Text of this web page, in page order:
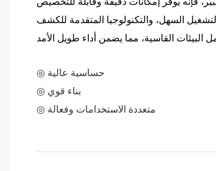
السهل، والتكنولوجيا المتقدمة للكشف
◎ حساسية عالية
◎ بناء قوي
◎ متعددة الاستخدامات وفعالة